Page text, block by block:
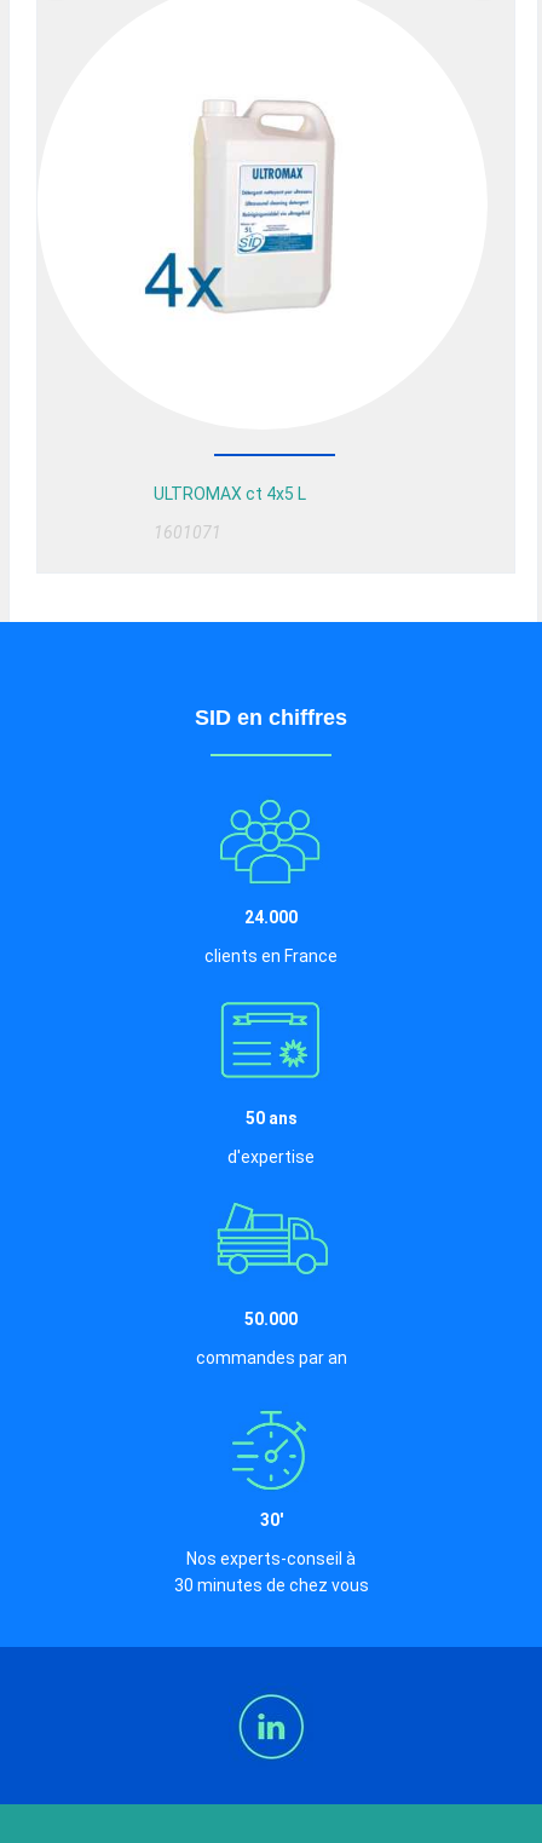
ULTROMAX ct 4x5 L
1601071
SID en chiffres
24.000
clients en France
50 ans
d'expertise
50.000
commandes par an
30'
Nos experts-conseil à
30 minutes de chez vous